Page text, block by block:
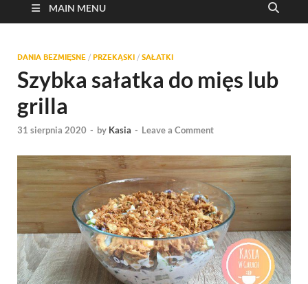
MAIN MENU
DANIA BEZMIĘSNE / PRZEKĄSKI / SAŁATKI
Szybka sałatka do mięs lub
grilla
31 sierpnia 2020 - by Kasia - Leave a Comment